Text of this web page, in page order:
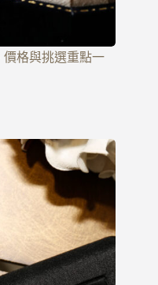
價格與挑選重點一